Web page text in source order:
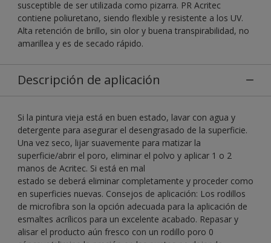
susceptible de ser utilizada como pizarra. PR Acritec
contiene poliuretano, siendo flexible y resistente a los UV.
Alta retención de brillo, sin olor y buena transpirabilidad, no
amarillea y es de secado rápido.
Descripción de aplicación
Si la pintura vieja está en buen estado, lavar con agua y
detergente para asegurar el desengrasado de la superficie.
Una vez seco, lijar suavemente para matizar la
superficie/abrir el poro, eliminar el polvo y aplicar 1 o 2
manos de Acritec. Si está en mal
estado se deberá eliminar completamente y proceder como
en superficies nuevas. Consejos de aplicación: Los rodillos
de microfibra son la opción adecuada para la aplicación de
esmaltes acrílicos para un excelente acabado. Repasar y
alisar el producto aún fresco con un rodillo poro 0